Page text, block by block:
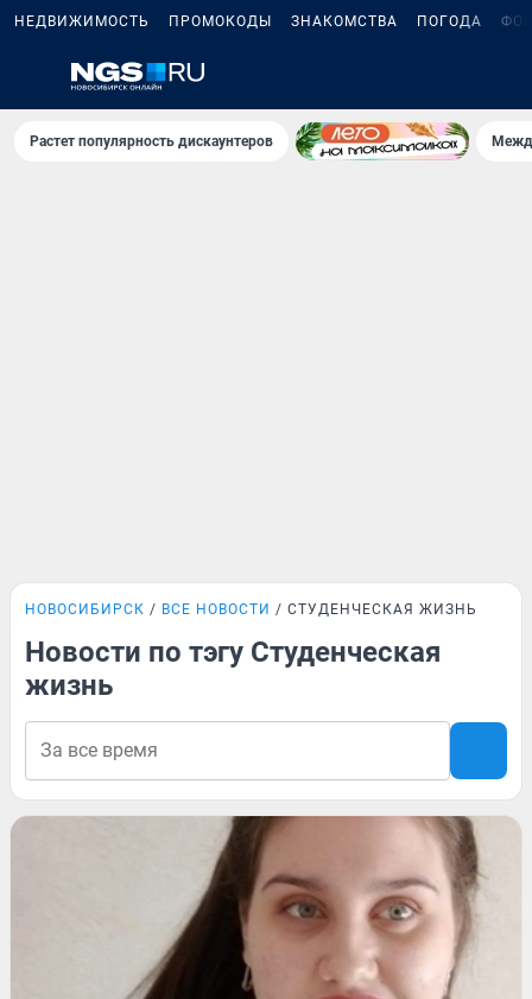
НЕДВИЖИМОСТЬ ПРОМОКОДЫ ЗНАКОМСТВА ПОГОДА
Растет популярность дискаунтеров
НОВОСИБИРСК ВСЕ НОВОСТИ СТУДЕНЧЕСКАЯ ЖИЗНЬ
Новости по тэгу Студенческая
жизнь